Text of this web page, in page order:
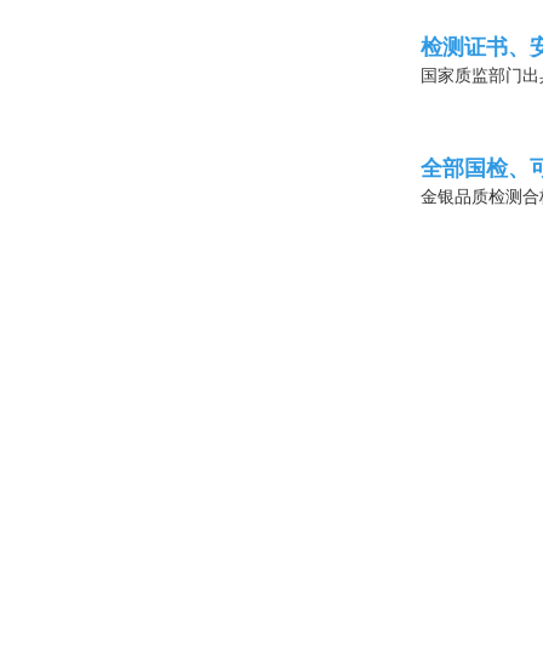
检测证书、
国家质监部门
全部国检、
金银品质检测